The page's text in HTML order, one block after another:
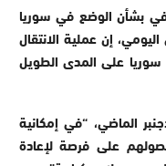
بشأن الوضع في سوريا
إن عملية الانتقال
على المدى الطويل
الماضي، “في إمكانية
على فرصة لإعادة